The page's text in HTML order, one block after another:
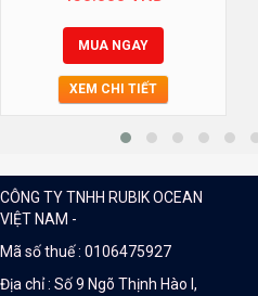
MUA NGAY
XEM CHI TIẾT
CÔNG TY TNHH RUBIK OCEAN
VIỆT NAM -
Mã số thuế : 0106475927
Địa chỉ : Số 9 Ngõ Thịnh Hào I,